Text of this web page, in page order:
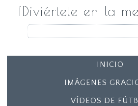
¡Diviértete en la
INICIO
IMÁGENES
VÍDEOS DE